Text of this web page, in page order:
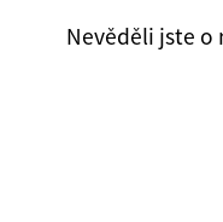
Nevěděli jste o